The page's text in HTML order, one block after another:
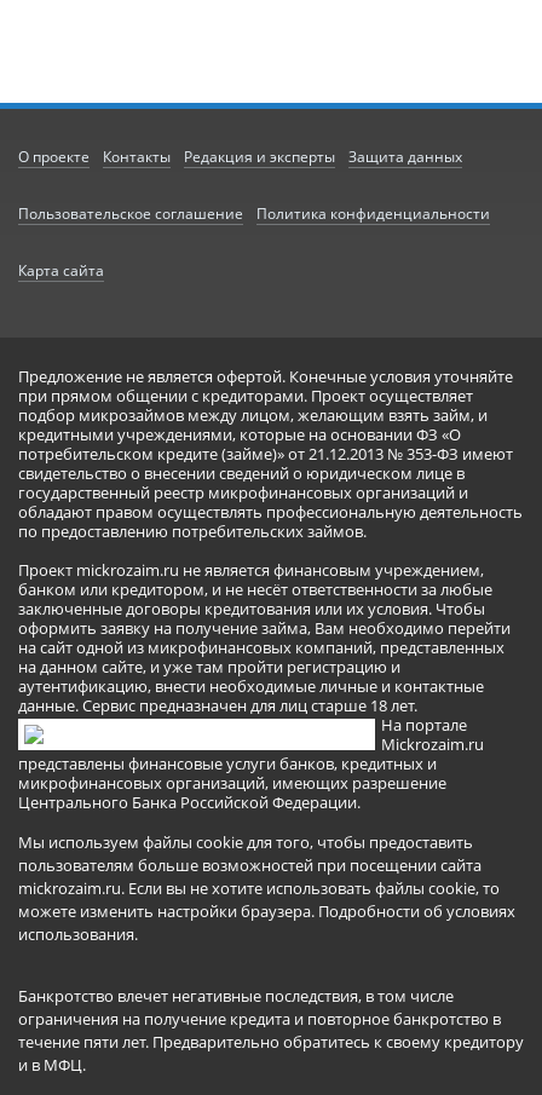
О проекте Контакты Редакция и эксперты Защита данных
Пользовательское соглашение Политика конфиденциальности
Карта сайта
Предложение не является офертой. Конечные условия уточняйте
при прямом общении с кредиторами. Проект осуществляет
подбор микрозаймов между лицом, желающим взять займ, и
кредитными учреждениями, которые на основании ФЗ «О
потребительском кредите (займе)» от 21.12.2013 № 353-ФЗ имеют
свидетельство о внесении сведений о юридическом лице в
государственный реестр микрофинансовых организаций и
обладают правом осуществлять профессиональную деятельность
по предоставлению потребительских займов.
Проект mickrozaim.ru не является финансовым учреждением,
банком или кредитором, и не несёт ответственности за любые
заключенные договоры кредитования или их условия. Чтобы
оформить заявку на получение займа, Вам необходимо перейти
на сайт одной из микрофинансовых компаний, представленных
на данном сайте, и уже там пройти регистрацию и
аутентификацию, внести необходимые личные и контактные
данные. Сервис предназначен для лиц старше 18 лет.
На портале
Mickrozaim.ru
представлены финансовые услуги банков, кредитных и
микрофинансовых организаций, имеющих разрешение
Центрального Банка Российской Федерации.
Мы используем файлы cookie для того, чтобы предоставить
пользователям больше возможностей при посещении сайта
mickrozaim.ru. Если вы не хотите использовать файлы cookie, то
можете изменить настройки браузера. Подробности об условиях
использования.
Банкротство влечет негативные последствия, в том числе
ограничения на получение кредита и повторное банкротство в
течение пяти лет. Предварительно обратитесь к своему кредитору
и в МФЦ.